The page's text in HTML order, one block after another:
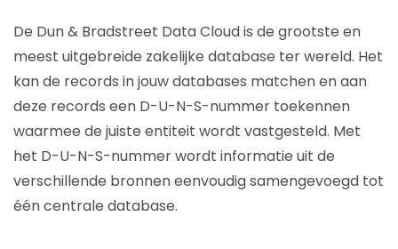
De Dun & Bradstreet Data Cloud is de grootste en
meest uitgebreide zakelijke database ter wereld. Het
kan de records in jouw databases matchen en aan
deze records een D-U-N-S-nummer toekennen
waarmee de juiste entiteit wordt vastgesteld. Met
het D-U-N-S-nummer wordt informatie uit de
verschillende bronnen eenvoudig samengevoegd tot
één centrale database.